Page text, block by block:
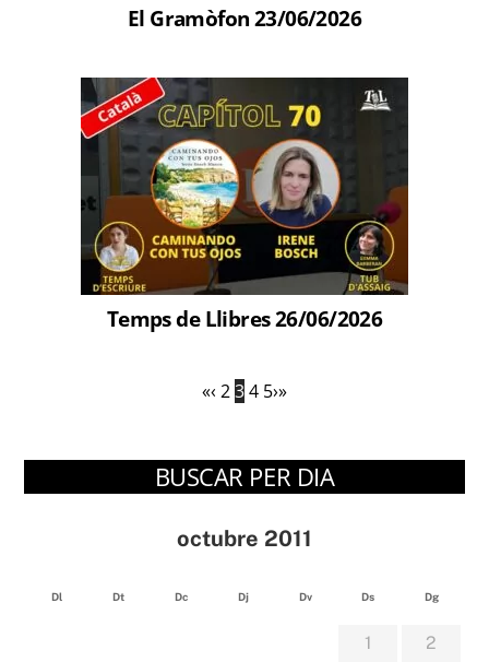
El Gramòfon 23/06/2026
Temps de Llibres 26/06/2026
«‹ 234 5›»
BUSCAR PER DIA
octubre 2011
Dl Dt Dc Dj Dv Ds Dg
1 2